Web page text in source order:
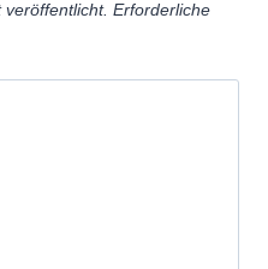
Erforderliche